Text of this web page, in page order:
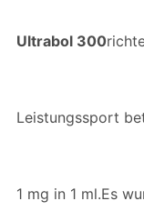
Ultrabol 300
Leistungssport
1 mg in 1 ml.Es